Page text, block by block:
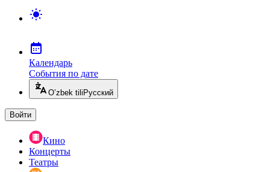
Календарь
События по дате
O’zbek tili Русский
Войти
Кино
Концерты
Театры